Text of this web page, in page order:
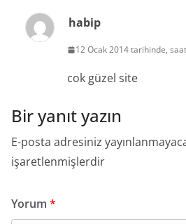
habip
12 Ocak 2014 tarihinde,
cok güzel site
Bir yanıt yazın
E-posta adresiniz
işaretlenmişlerdir
Yorum *